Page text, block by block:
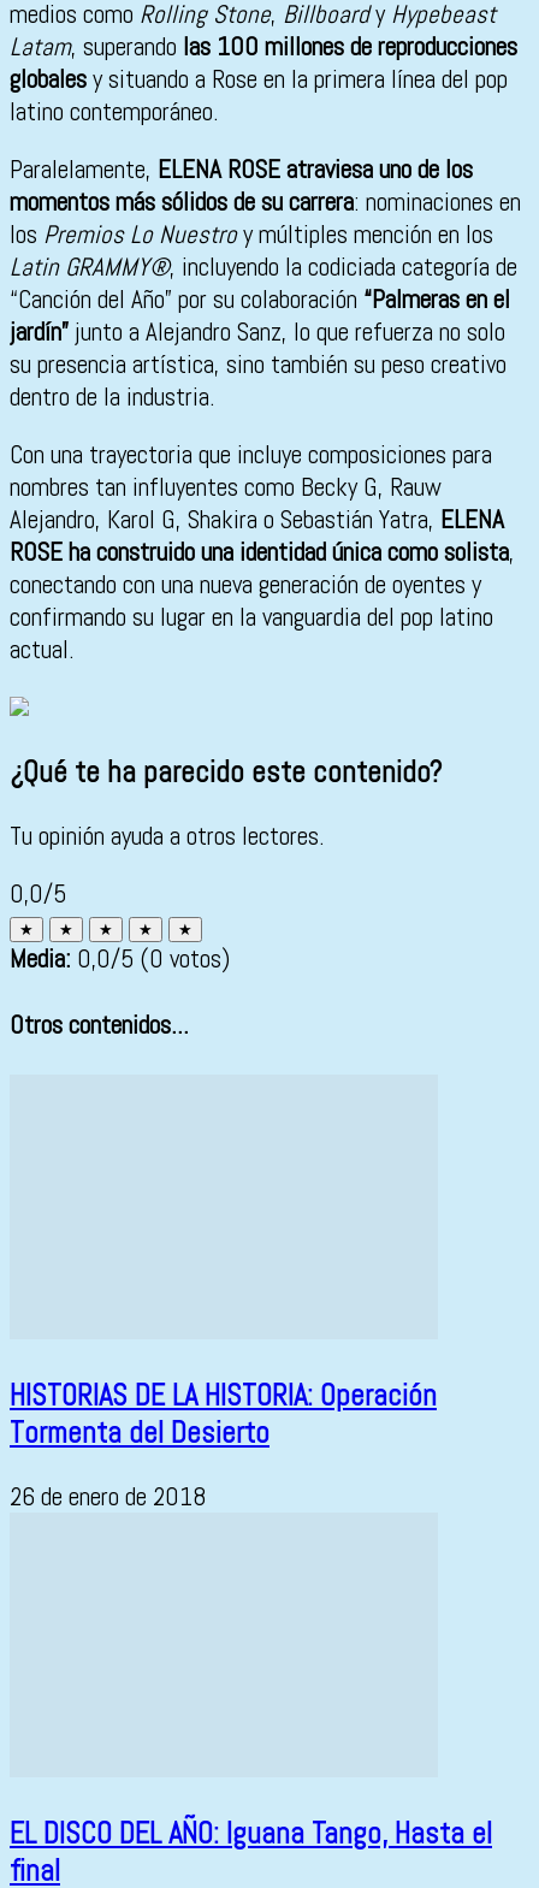
medios como Rolling Stone, BillboardyHypebeast
Latam, superando las 100 millones de reproducciones
globalesy situando a Rose en la primera línea del pop
latino contemporáneo.
Paralelamente, ELENA ROSE atraviesa uno de los
momentos más sólidos de su carrera: nominaciones en
los Premios Lo Nuestroy múltiples mención en los
Latin GRAMMY®, incluyendo la codiciada categoría de
“Canción del Año” por su colaboración “Palmeras en el
jardín” junto a Alejandro Sanz, lo que refuerza no solo
su presencia artística, sino también su peso creativo
dentro de la industria.
Con una trayectoria que incluye composiciones para
nombres tan influyentes como Becky G, Rauw
Alejandro, Karol G, Shakira o Sebastián Yatra, ELENA
ROSE ha construido una identidad única como solista,
conectando con una nueva generación de oyentes y
confirmando su lugar en la vanguardia del pop latino
actual.
¿Qué te ha parecido este contenido?
Tu opinión ayuda a otros lectores.
0,0/5
★ ★ ★ ★ ★
Media: 0,0/5 (0 votos)
Otros contenidos...
HISTORIAS DE LA HISTORIA: Operación
Tormenta del Desierto
26 de enero de 2018
EL DISCO DEL AÑO: Iguana Tango, Hasta el
final